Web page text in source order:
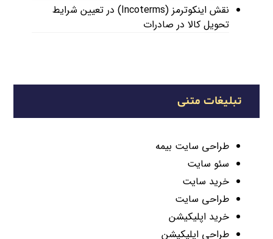
نقش اینکوترمز (Incoterms) در تعیین شرایط
تحویل کالا در صادرات
تبلیغات متنی
طراحی سایت بیمه
سئو سایت
خرید سایت
طراحی سایت
خرید اپلیکیشن
طراحی اپلیکیشن